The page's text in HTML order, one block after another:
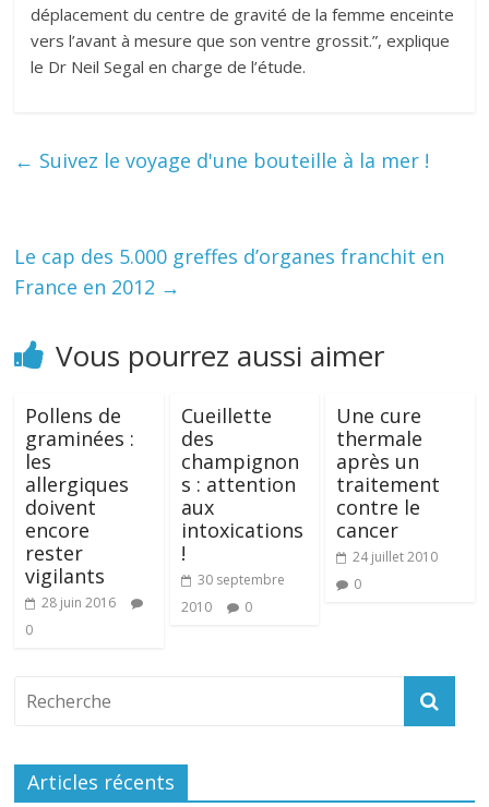
déplacement du centre de gravité de la femme enceinte
vers l’avant à mesure que son ventre grossit.”, explique
le Dr Neil Segal en charge de l’étude.
← Suivez le voyage d'une bouteille à la mer !
Le cap des 5.000 greffes d’organes franchit en
France en 2012 →
Vous pourrez aussi aimer
Pollens de
graminées :
les
allergiques
doivent
encore
rester
vigilants
28 juin 2016
0
Cueillette
des
champignon
s : attention
aux
intoxications
!
30 septembre
2010
0
Une cure
thermale
après un
traitement
contre le
cancer
24 juillet 2010
0
Articles récents